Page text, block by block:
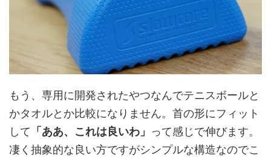
もう、専用に開発されたやつなんでテニスボールと
かタオルとか比較になりません。首の形にフィット
して 「ああ、これは良いわ」 って感じで伸びます。
凄く抽象的な良い方ですがシンプルな構造なのでこ